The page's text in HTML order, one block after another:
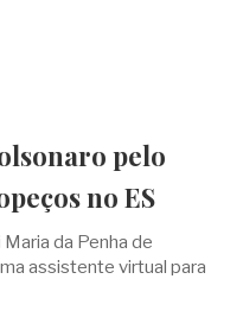
pelo
no ES
da Penha de
assistente virtual para